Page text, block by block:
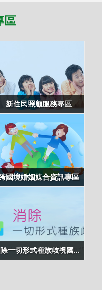
區
新住民照顧服務專區
國境婚姻媒合資訊專區
消除一切形式種族歧視國際公約專區